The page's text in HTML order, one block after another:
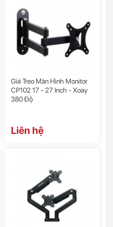
Giá Treo Màn Hình Monitor
CP102 17 - 27 Inch - Xoay
380 Độ
Liên hệ